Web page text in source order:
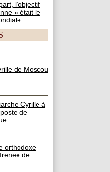
l’objectif
» était le
de Moscou
Cyrille à
de
orthodoxe
de